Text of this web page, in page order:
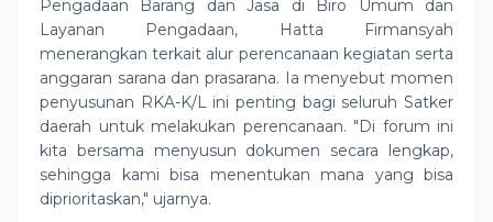
Pengadaan Barang dan Jasa di Biro Umum dan
Layanan Pengadaan, Hatta Firmansyah
menerangkan terkait alur perencanaan kegiatan serta
anggaran sarana dan prasarana. Ia menyebut momen
penyusunan RKA-K/L ini penting bagi seluruh Satker
daerah untuk melakukan perencanaan. "Di forum ini
kita bersama menyusun dokumen secara lengkap,
sehingga kami bisa menentukan mana yang bisa
diprioritaskan," ujarnya.